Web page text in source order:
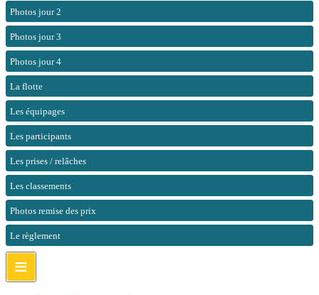
Photos jour 2
Photos jour 3
Photos jour 4
La flotte
Les équipages
Les participants
Les prises / relâches
Les classements
Photos remise des prix
Le règlement
≡